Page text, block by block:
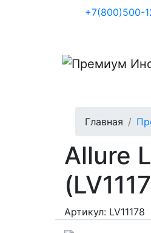
+7(800)500-
Главная
Allure
Артикул: LV11178